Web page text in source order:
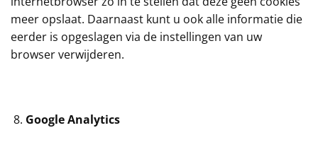
meer opslaat. Daarnaast kunt u ook alle informatie die
eerder is opgeslagen via de instellingen van uw
browser verwijderen.
Google Analytics